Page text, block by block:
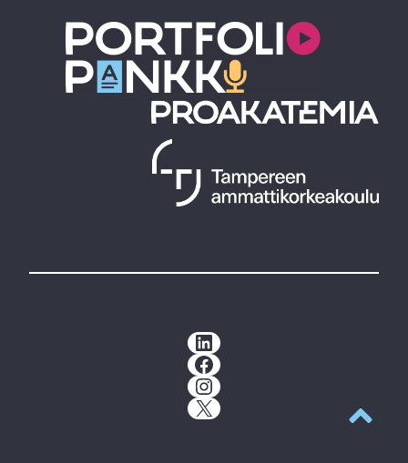
LinkedIn
Facebook
Instagram
X
Takaisin